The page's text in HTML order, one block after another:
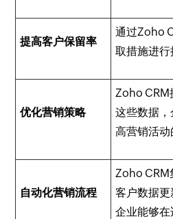
提高客户保留率
通过Zoho
取措施进
优化营销策略
Zoho CRM
这些数据
高营销活动
自动化营销流程
Zoho CRM
客户数据
企业能够